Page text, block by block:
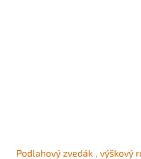
Podlahový zvedák , výškový